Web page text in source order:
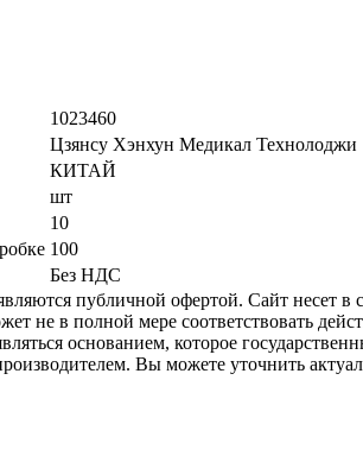
1023460
Цзянсу Хэнхун Медикал Технолоджи
КИТАЙ
шт
10
100
Без НДС
публичной офертой. Сайт
не в полной мере соответствовать
основанием, которое
Вы можете уточнить